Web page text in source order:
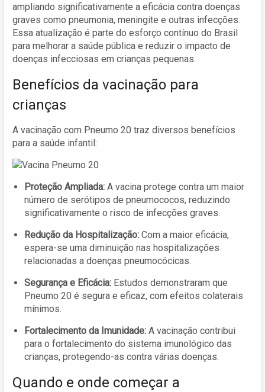
ampliando significativamente a eficácia contra doenças
graves como pneumonia, meningite e outras infecções.
Essa atualização é parte do esforço contínuo do Brasil
para melhorar a saúde pública e reduzir o impacto de
doenças infecciosas em crianças pequenas.
Benefícios da vacinação para
crianças
A vacinação com Pneumo 20 traz diversos benefícios
para a saúde infantil:
Proteção Ampliada: A vacina protege contra um maior
número de serótipos de pneumococos, reduzindo
significativamente o risco de infecções graves.
Redução da Hospitalização: Com a maior eficácia,
espera-se uma diminuição nas hospitalizações
relacionadas a doenças pneumocócicas.
Segurança e Eficácia: Estudos demonstraram que
Pneumo 20 é segura e eficaz, com efeitos colaterais
mínimos.
Fortalecimento da Imunidade: A vacinação contribui
para o fortalecimento do sistema imunológico das
crianças, protegendo-as contra várias doenças.
Quando e onde começar a